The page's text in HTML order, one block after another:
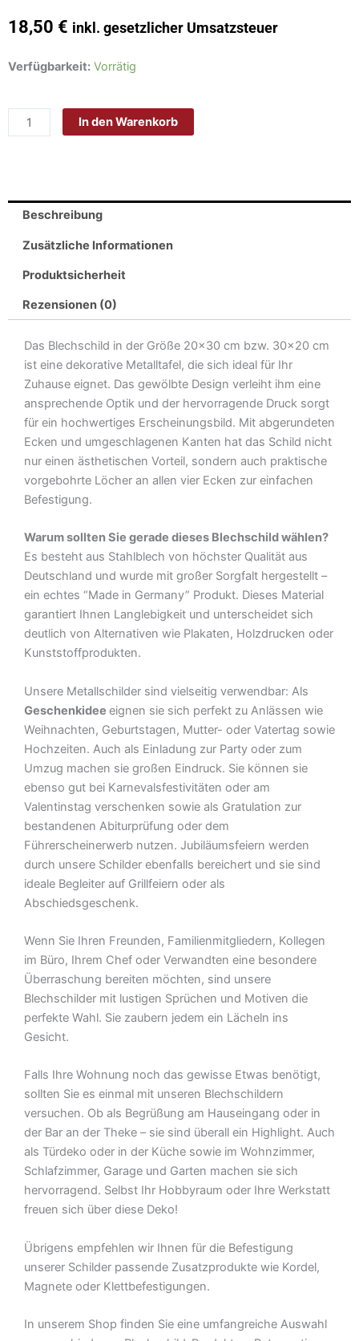
18,50 € inkl. gesetzlicher Umsatzsteuer
Verfügbarkeit: Vorrätig
Schild
-
Spruch
Osterhase
wo
Eier
sind
Deko
Blechschild
Menge
In den Warenkorb
Beschreibung
Zusätzliche Informationen
Produktsicherheit
Rezensionen (0)
Das Blechschild in der Größe 20×30 cm bzw. 30×20 cm
ist eine dekorative Metalltafel, die sich ideal für Ihr
Zuhause eignet. Das gewölbte Design verleiht ihm eine
ansprechende Optik und der hervorragende Druck sorgt
für ein hochwertiges Erscheinungsbild. Mit abgerundeten
Ecken und umgeschlagenen Kanten hat das Schild nicht
nur einen ästhetischen Vorteil, sondern auch praktische
vorgebohrte Löcher an allen vier Ecken zur einfachen
Befestigung.
Warum sollten Sie gerade dieses Blechschild wählen?
Es besteht aus Stahlblech von höchster Qualität aus
Deutschland und wurde mit großer Sorgfalt hergestellt –
ein echtes “Made in Germany” Produkt. Dieses Material
garantiert Ihnen Langlebigkeit und unterscheidet sich
deutlich von Alternativen wie Plakaten, Holzdrucken oder
Kunststoffprodukten.
Unsere Metallschilder sind vielseitig verwendbar: Als
Geschenkidee eignen sie sich perfekt zu Anlässen wie
Weihnachten, Geburtstagen, Mutter- oder Vatertag sowie
Hochzeiten. Auch als Einladung zur Party oder zum
Umzug machen sie großen Eindruck. Sie können sie
ebenso gut bei Karnevalsfestivitäten oder am
Valentinstag verschenken sowie als Gratulation zur
bestandenen Abiturprüfung oder dem
Führerscheinerwerb nutzen. Jubiläumsfeiern werden
durch unsere Schilder ebenfalls bereichert und sie sind
ideale Begleiter auf Grillfeiern oder als
Abschiedsgeschenk.
Wenn Sie Ihren Freunden, Familienmitgliedern, Kollegen
im Büro, Ihrem Chef oder Verwandten eine besondere
Überraschung bereiten möchten, sind unsere
Blechschilder mit lustigen Sprüchen und Motiven die
perfekte Wahl. Sie zaubern jedem ein Lächeln ins
Gesicht.
Falls Ihre Wohnung noch das gewisse Etwas benötigt,
sollten Sie es einmal mit unseren Blechschildern
versuchen. Ob als Begrüßung am Hauseingang oder in
der Bar an der Theke – sie sind überall ein Highlight. Auch
als Türdeko oder in der Küche sowie im Wohnzimmer,
Schlafzimmer, Garage und Garten machen sie sich
hervorragend. Selbst Ihr Hobbyraum oder Ihre Werkstatt
freuen sich über diese Deko!
Übrigens empfehlen wir Ihnen für die Befestigung
unserer Schilder passende Zusatzprodukte wie Kordel,
Magnete oder Klettbefestigungen.
In unserem Shop finden Sie eine umfangreiche Auswahl